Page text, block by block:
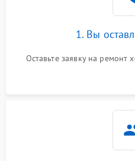
1. Вы
Оставьте заявку на